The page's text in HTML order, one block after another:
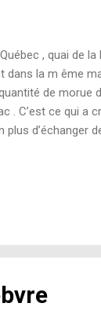
, quai de la
la m ême
de morue
. C’est ce qui a
d’échanger
Le 28